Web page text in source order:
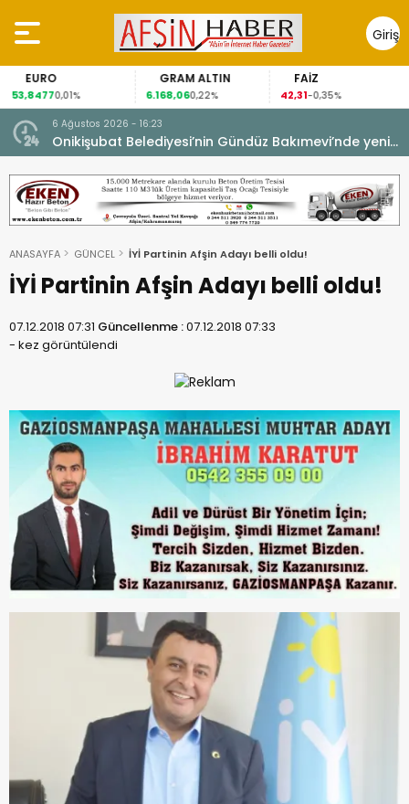
Giriş
Yap
EURO
53,84770,01%
GRAM ALTIN
6.168,060,22%
FAİZ
42,31-0,35%
6 Ağustos 2026 - 16:23
Onikişubat Belediyesi’nin Gündüz Bakımevi’nde yeni
dönemin ön kayıtları başladı.
ANASAYFA GÜNCEL İYİ Partinin Afşin Adayı belli oldu!
İYİ Partinin Afşin Adayı belli oldu!
07.12.2018 07:31 Güncellenme :07.12.2018 07:33
- kez görüntülendi